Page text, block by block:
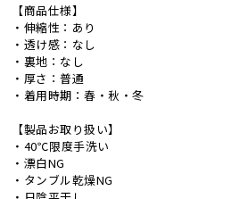
【商品仕様】
・伸縮性：あり
・透け感：なし
・裏地：なし
・厚さ：普通
・着用時期：春・秋・冬
【製品お取り扱い】
・40℃限度手洗い
・漂白NG
・タンブル乾燥NG